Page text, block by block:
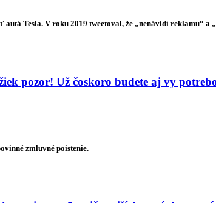
Tesla. V roku 2019 tweetoval, že „nenávidí reklamu“ a
pozor! Už čoskoro budete aj vy
zmluvné poistenie.